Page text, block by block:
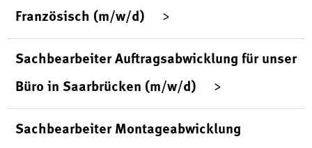
Französisch (m/w/d)
Sachbearbeiter Auftragsabwicklung für unser
Büro in Saarbrücken (m/w/d)
Sachbearbeiter Montageabwicklung